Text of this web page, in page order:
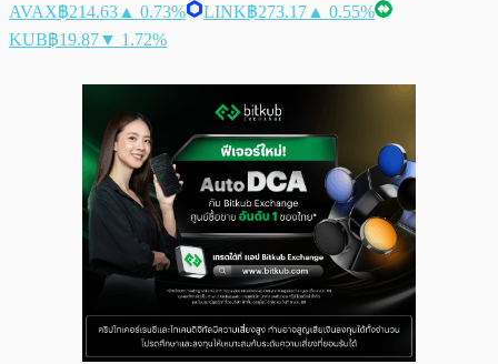
AVAX฿214.63 ▲ 0.73% LINK฿273.17 ▲ 0.55%
KUB฿19.87▼ 1.72%